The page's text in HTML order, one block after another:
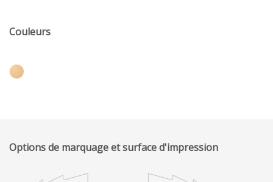
Couleurs
Options de marquage et surface d'impression